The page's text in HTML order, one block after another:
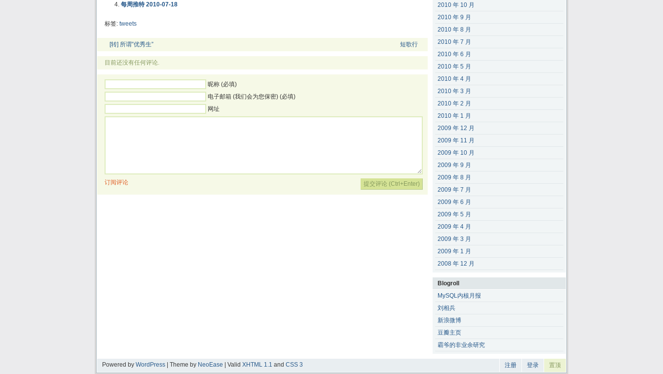
每周推特 2010-07-18
标签: tweets
[转] 所谓”优秀生” 短歌行
目前还没有任何评论.
昵称 (必填)
电子邮箱 (我们会为您保密) (必填)
网址
订阅评论
2010 年 10 月
2010 年 9 月
2010 年 8 月
2010 年 7 月
2010 年 6 月
2010 年 5 月
2010 年 4 月
2010 年 3 月
2010 年 2 月
2010 年 1 月
2009 年 12 月
2009 年 11 月
2009 年 10 月
2009 年 9 月
2009 年 8 月
2009 年 7 月
2009 年 6 月
2009 年 5 月
2009 年 4 月
2009 年 3 月
2009 年 1 月
2008 年 12 月
Blogroll
MySQL内核月报
刘相兵
新浪微博
豆瓣主页
霸爷的非业余研究
Powered by WordPress | Theme by NeoEase | Valid XHTML 1.1 and CSS 3 注册 登录 置顶